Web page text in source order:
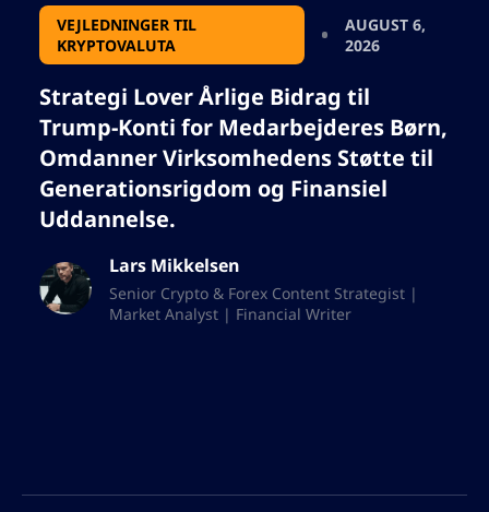
VEJLEDNINGER TIL
KRYPTOVALUTA
AUGUST 6,
2026
Strategi Lover Årlige Bidrag til
Trump-Konti for Medarbejderes Børn,
Omdanner Virksomhedens Støtte til
Generationsrigdom og Finansiel
Uddannelse.
Lars Mikkelsen
Senior Crypto & Forex Content Strategist |
Market Analyst | Financial Writer